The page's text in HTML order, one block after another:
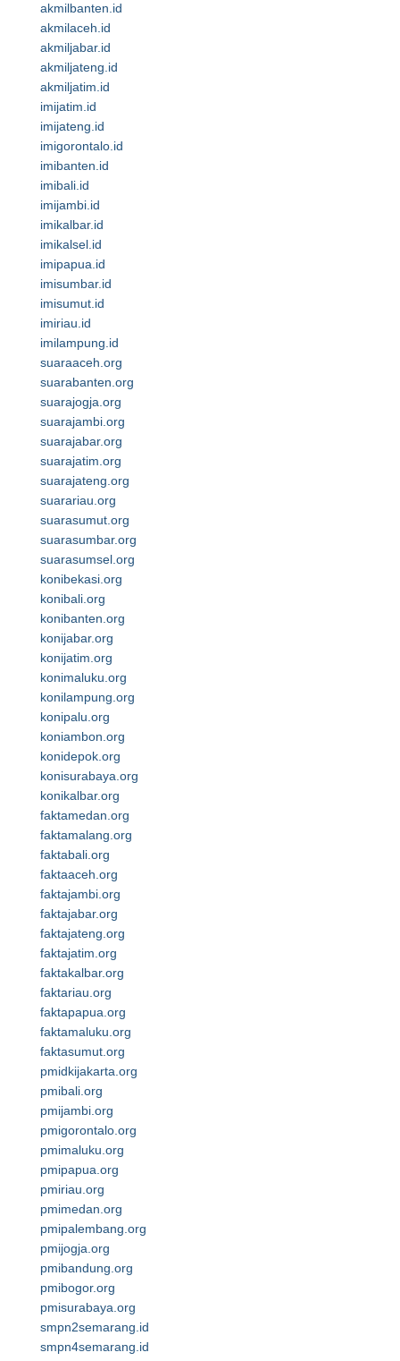
akmilbanten.id
akmilaceh.id
akmiljabar.id
akmiljateng.id
akmiljatim.id
imijatim.id
imijateng.id
imigorontalo.id
imibanten.id
imibali.id
imijambi.id
imikalbar.id
imikalsel.id
imipapua.id
imisumbar.id
imisumut.id
imiriau.id
imilampung.id
suaraaceh.org
suarabanten.org
suarajogja.org
suarajambi.org
suarajabar.org
suarajatim.org
suarajateng.org
suarariau.org
suarasumut.org
suarasumbar.org
suarasumsel.org
konibekasi.org
konibali.org
konibanten.org
konijabar.org
konijatim.org
konimaluku.org
konilampung.org
konipalu.org
koniambon.org
konidepok.org
konisurabaya.org
konikalbar.org
faktamedan.org
faktamalang.org
faktabali.org
faktaaceh.org
faktajambi.org
faktajabar.org
faktajateng.org
faktajatim.org
faktakalbar.org
faktariau.org
faktapapua.org
faktamaluku.org
faktasumut.org
pmidkijakarta.org
pmibali.org
pmijambi.org
pmigorontalo.org
pmimaluku.org
pmipapua.org
pmiriau.org
pmimedan.org
pmipalembang.org
pmijogja.org
pmibandung.org
pmibogor.org
pmisurabaya.org
smpn2semarang.id
smpn4semarang.id